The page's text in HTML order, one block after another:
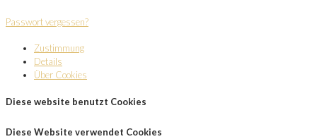
Passwort vergessen?
Zustimmung
Details
Über Cookies
Diese website benutzt Cookies
Diese Website verwendet Cookies